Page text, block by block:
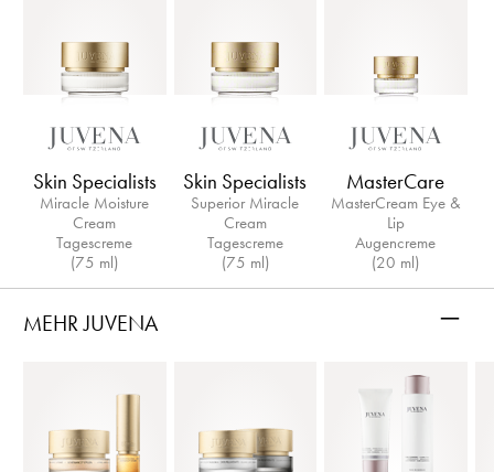
Skin Specialists
Miracle Moisture
Cream
Tagescreme
(75 ml)
Skin Specialists
Superior Miracle
Cream
Tagescreme
(75 ml)
MasterCare
MasterCream Eye &
Lip
Augencreme
(20 ml)
MEHR JUVENA –